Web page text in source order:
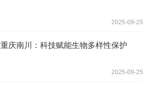
2025-09-25
重庆南川：科技赋能生物多样性保护
2025-09-25